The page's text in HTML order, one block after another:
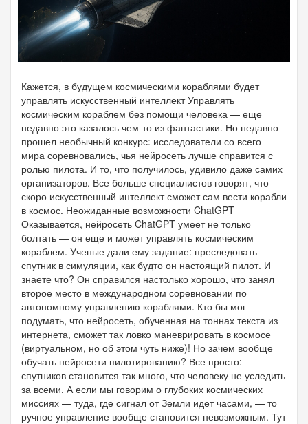
Кажется, в будущем космическими кораблями будет
управлять искусственный интеллект Управлять
космическим кораблем без помощи человека — еще
недавно это казалось чем-то из фантастики. Но недавно
прошел необычный конкурс: исследователи со всего
мира соревновались, чья нейросеть лучше справится с
ролью пилота. И то, что получилось, удивило даже самих
организаторов. Все больше специалистов говорят, что
скоро искусственный интеллект сможет сам вести корабли
в космос. Неожиданные возможности ChatGPT
Оказывается, нейросеть ChatGPT умеет не только
болтать — он еще и может управлять космическим
кораблем. Ученые дали ему задание: преследовать
спутник в симуляции, как будто он настоящий пилот. И
знаете что? Он справился настолько хорошо, что занял
второе место в международном соревновании по
автономному управлению кораблями. Кто бы мог
подумать, что нейросеть, обученная на тоннах текста из
интернета, сможет так ловко маневрировать в космосе
(виртуальном, но об этом чуть ниже)! Но зачем вообще
обучать нейросети пилотированию? Все просто:
спутников становится так много, что человеку не уследить
за всеми. А если мы говорим о глубоких космических
миссиях — туда, где сигнал от Земли идет часами, — то
ручное управление вообще становится невозможным. Тут